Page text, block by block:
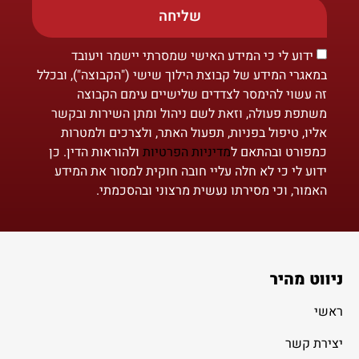
ידוע לי כי המידע האישי שמסרתי יישמר ויעובד
במאגרי המידע של קבוצת הילוך שישי ("הקבוצה"), ובכלל
זה עשוי להימסר לצדדים שלישיים עימם הקבוצה
משתפת פעולה, וזאת לשם ניהול ומתן השירות ובקשר
אליו, טיפול בפניות, תפעול האתר, ולצרכים ולמטרות
כמפורט ובהתאם למדיניות הפרטיות ולהוראות הדין. כן
ידוע לי כי לא חלה עליי חובה חוקית למסור את המידע
האמור, וכי מסירתו נעשית מרצוני ובהסכמתי.
שליחה
ניווט מהיר
ראשי
יצירת קשר